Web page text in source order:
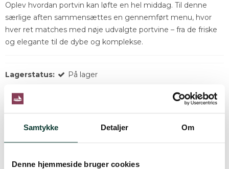
Samtykke Detaljer Om
Denne hjemmeside bruger cookies
Oplev hvordan portvin kan løfte en hel middag. Til denne
særlige aften sammensættes en gennemført menu, hvor
hver ret matches med nøje udvalgte portvine – fra de friske
og elegante til de dybe og komplekse.
Lagerstatus: På lager
Tilvalg
Refundér din billet frit indtil
(+49,00 DKK )